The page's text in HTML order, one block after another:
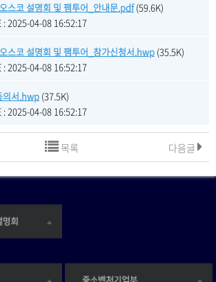
스코 설명회 및 팸투어_안내문.pdf(59.6K)
: 2025-04-08 16:52:17
스코 설명회 및 팸투어_참가신청서.hwp (35.5K)
: 2025-04-08 16:52:17
의서.hwp (37.5K)
: 2025-04-08 16:52:17
다음글
목록